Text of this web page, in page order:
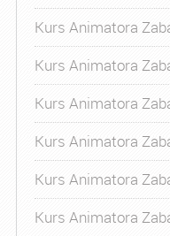
Kurs Animatora
Kurs Animatora
Kurs Animatora
Kurs Animatora
Kurs Animatora
Kurs Animatora